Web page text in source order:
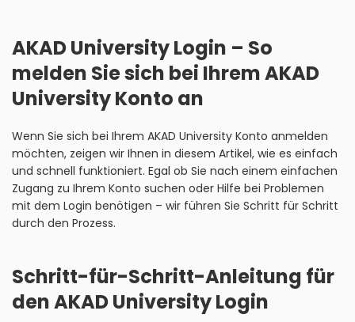
AKAD University Login – So
melden Sie sich bei Ihrem AKAD
University Konto an
Wenn Sie sich bei Ihrem AKAD University Konto anmelden
möchten, zeigen wir Ihnen in diesem Artikel, wie es einfach
und schnell funktioniert. Egal ob Sie nach einem einfachen
Zugang zu Ihrem Konto suchen oder Hilfe bei Problemen
mit dem Login benötigen – wir führen Sie Schritt für Schritt
durch den Prozess.
Schritt-für-Schritt-Anleitung für
den AKAD University Login